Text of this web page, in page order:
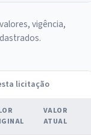
vigência,
licitação
VALOR
ATUAL